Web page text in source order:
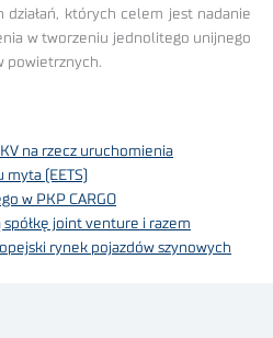
których celem jest nadanie
w tworzeniu jednolitego unijnego
powietrznych.
na rzecz uruchomienia
(EETS)
w PKP CARGO
joint venture i razem
rynek pojazdów szynowych